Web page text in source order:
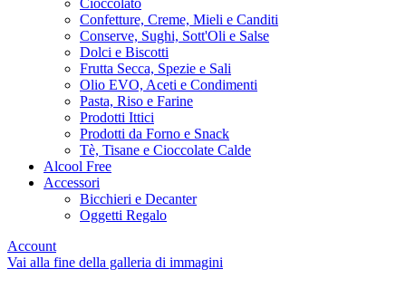
Confetture, Creme, Mieli e Canditi
Conserve, Sughi, Sott'Oli e Salse
Dolci e Biscotti
Frutta Secca, Spezie e Sali
Olio EVO, Aceti e Condimenti
Pasta, Riso e Farine
Prodotti Ittici
Prodotti da Forno e Snack
Tè, Tisane e Cioccolate Calde
Alcool Free
Accessori
Bicchieri e Decanter
Oggetti Regalo
Account
Vai alla fine della galleria di immagini